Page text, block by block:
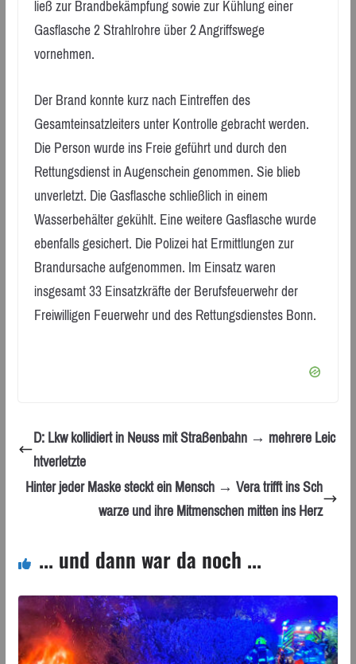
ließ zur Brandbekämpfung sowie zur Kühlung einer
Gasflasche 2 Strahlrohre über 2 Angriffswege
vornehmen.
Der Brand konnte kurz nach Eintreffen des
Gesamteinsatzleiters unter Kontrolle gebracht werden.
Die Person wurde ins Freie geführt und durch den
Rettungsdienst in Augenschein genommen. Sie blieb
unverletzt. Die Gasflasche schließlich in einem
Wasserbehälter gekühlt. Eine weitere Gasflasche wurde
ebenfalls gesichert. Die Polizei hat Ermittlungen zur
Brandursache aufgenommen. Im Einsatz waren
insgesamt 33 Einsatzkräfte der Berufsfeuerwehr der
Freiwilligen Feuerwehr und des Rettungsdienstes Bonn.
D: Lkw kollidiert in Neuss mit Straßenbahn → mehrere Leic
htverletzte
Hinter jeder Maske steckt ein Mensch → Vera trifft ins Sch
warze und ihre Mitmenschen mitten ins Herz
... und dann war da noch ...